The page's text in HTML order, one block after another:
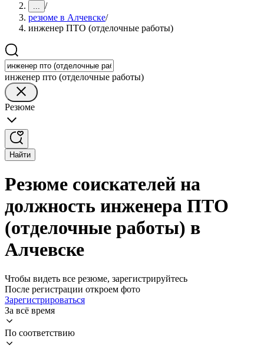
... /
резюме в Алчевске/
инженер ПТО (отделочные работы)
инженер пто (отделочные работы)
Резюме
Найти
Резюме соискателей на
должность инженера ПТО
(отделочные работы) в
Алчевске
Чтобы видеть все резюме, зарегистрируйтесь
После регистрации откроем фото
Зарегистрироваться
За всё время
По соответствию